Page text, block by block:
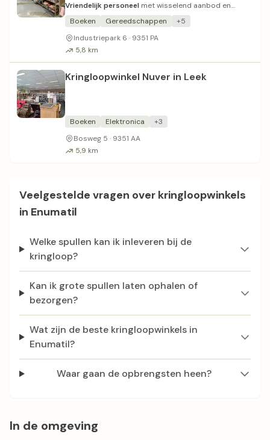
Vriendelijk personeel met wisselend aanbod en
divers assortiment.
Boeken Gereedschappen
+5
Industriepark 6 · 9351 PA
5,8 km
Kringloopwinkel Nuver in Leek
Boeken Elektronica
+3
Bosweg 5 · 9351 AA
5,9 km
Veelgestelde vragen over kringloopwinkels
in Enumatil
Welke spullen kan ik inleveren bij de
kringloop?
Kan ik grote spullen laten ophalen of
bezorgen?
Wat zijn de beste kringloopwinkels in
Enumatil?
Waar gaan de opbrengsten heen?
In de omgeving